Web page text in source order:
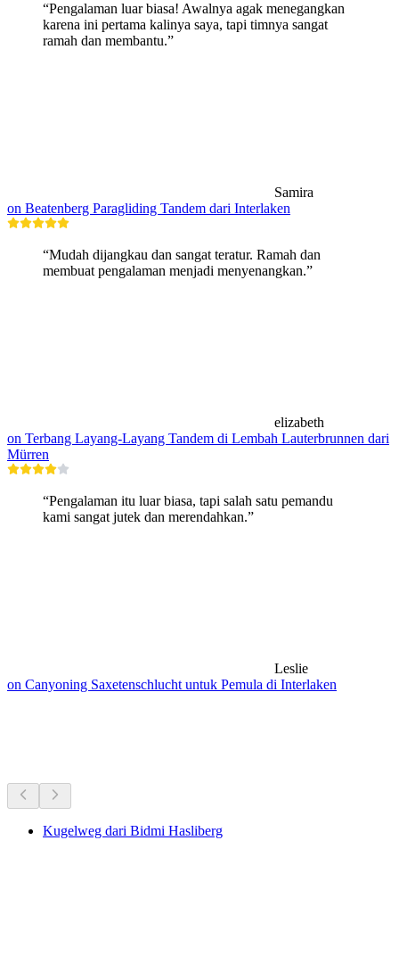
“Pengalaman luar biasa! Awalnya agak menegangkan
karena ini pertama kalinya saya, tapi timnya sangat
ramah dan membantu.”
Samira
on Beatenberg Paragliding Tandem dari Interlaken
“Mudah dijangkau dan sangat teratur. Ramah dan
membuat pengalaman menjadi menyenangkan.”
elizabeth
on Terbang Layang-Layang Tandem di Lembah Lauterbrunnen dari
Mürren
“Pengalaman itu luar biasa, tapi salah satu pemandu
kami sangat jutek dan merendahkan.”
Leslie
on Canyoning Saxetenschlucht untuk Pemula di Interlaken
Kugelweg dari Bidmi Hasliberg